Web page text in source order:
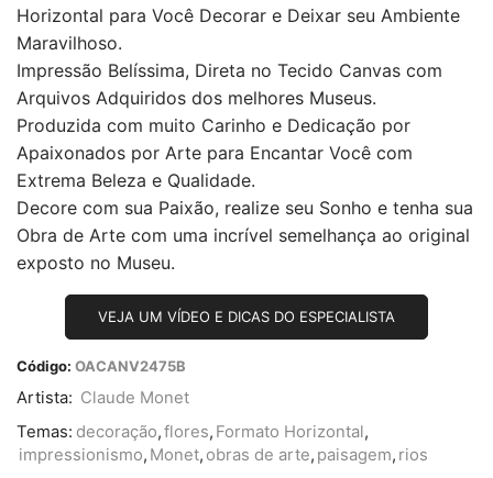
Horizontal para Você Decorar e Deixar seu Ambiente
Maravilhoso.
Impressão Belíssima, Direta no Tecido Canvas com
Arquivos Adquiridos dos melhores Museus.
Produzida com muito Carinho e Dedicação por
Apaixonados por Arte para Encantar Você com
Extrema Beleza e Qualidade.
Decore com sua Paixão, realize seu Sonho e tenha sua
Obra de Arte com uma incrível semelhança ao original
exposto no Museu.
VEJA UM VÍDEO E DICAS DO ESPECIALISTA
Código: OACANV2475B
Artista: Claude Monet
Temas: decoração,flores, Formato Horizontal ,
impressionismo, Monet, obras de arte, paisagem, rios